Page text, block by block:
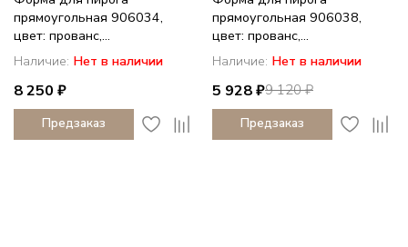
прямоугольная 906034,
цвет: прованс,...
Наличие: Нет в наличии
8 250 ₽
Предзаказ
прямоугольная 906038,
цвет: прованс,...
Наличие: Нет в наличии
9 120 ₽
5 928 ₽
Предзаказ